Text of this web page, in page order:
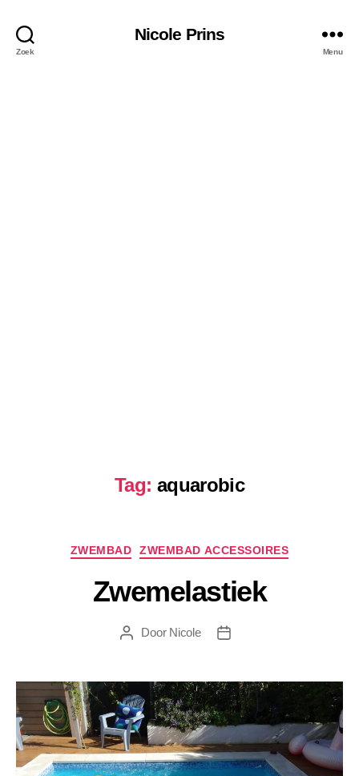
Zoek
Nicole Prins
Menu
Tag: aquarobic
Categorieën
ZWEMBAD ZWEMBAD ACCESSOIRES
Zwemelastiek
Berichtauteur
Door Nicole Berichtdatum